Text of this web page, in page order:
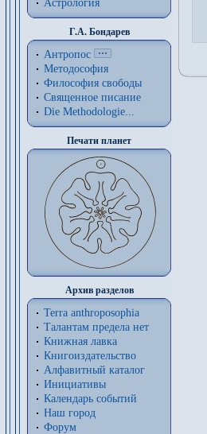
Астрология
Г.А. Бондарев
Антропос
Методософия
Философия cвободы
Священное писание
Die Methodologie...
Печати планет
Архив разделов
Terra anthroposophia
Талантам предела нет
Книжная лавка
Книгоиздательство
Алфавитный каталог
Инициативы
Календарь событий
Наш город
Форум